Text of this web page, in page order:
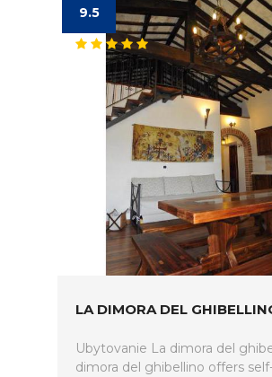
9.5
LA DIMORA DEL
Ubytovanie La dimora del
dimora del ghibellino offers